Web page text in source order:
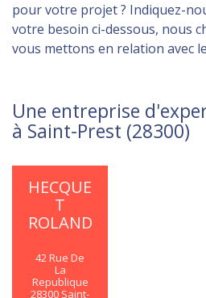
pour votre projet ? Indiquez-
votre besoin ci-dessous, nous
vous mettons en relation avec
Une entreprise
à Saint-Prest (28300)
HECQUE
T
ROLAND
42 Rue De
La
Republique
28300 Saint-